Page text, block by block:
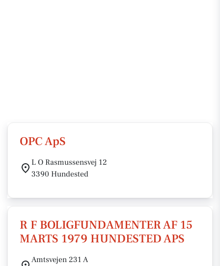
OPC ApS
L O Rasmussensvej 12
3390 Hundested
R F BOLIGFUNDAMENTER AF 15
MARTS 1979 HUNDESTED APS
Amtsvejen 231 A